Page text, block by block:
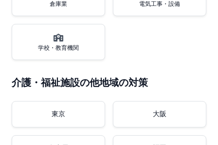
倉庫業 電気工事・設備
学校・教育機関
介護・福祉施設の他地域の対策
東京 大阪